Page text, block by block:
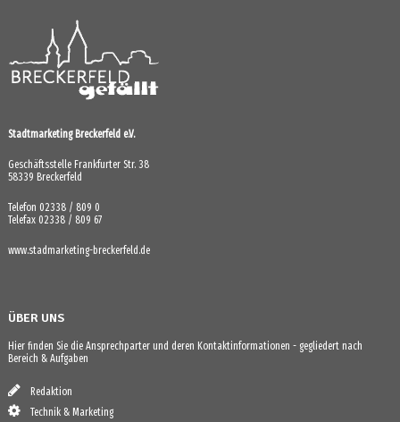
Stadtmarketing Breckerfeld e.V.
Geschäftsstelle Frankfurter Str. 38
58339 Breckerfeld
Telefon 02338 / 809 0
Telefax 02338 / 809 67
www.stadmarketing-breckerfeld.de
ÜBER UNS
Hier finden Sie die Ansprechparter und deren Kontaktinformationen - gegliedert nach
Bereich & Aufgaben
Redaktion
Technik & Marketing